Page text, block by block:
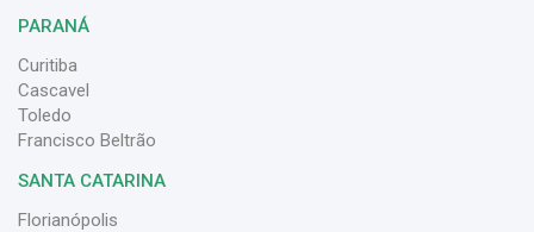
PARANÁ
Curitiba
Cascavel
Toledo
Francisco Beltrão
SANTA CATARINA
Florianópolis